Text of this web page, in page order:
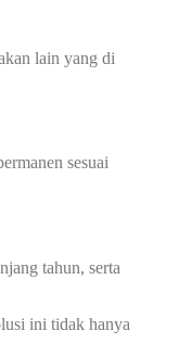
lain yang di
sesuai
tahun, serta
ini tidak hanya